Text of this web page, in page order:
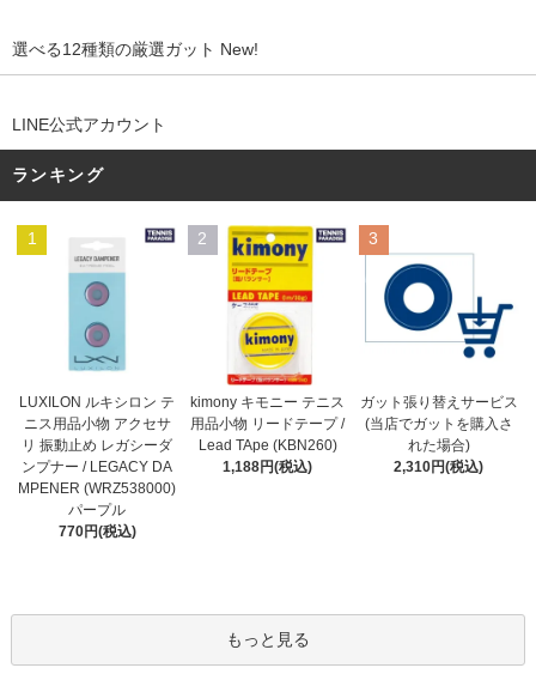
選べる12種類の厳選ガット New!
LINE公式アカウント
ランキング
1
LUXILON ルキシロン テ
ニス用品小物 アクセサ
リ 振動止め レガシーダ
ンプナー / LEGACY DA
MPENER (WRZ538000)
パープル
770円(税込)
2
kimony キモニー テニス
用品小物 リードテープ /
Lead TApe (KBN260)
1,188円(税込)
3
ガット張り替えサービス
(当店でガットを購入さ
れた場合)
2,310円(税込)
もっと見る